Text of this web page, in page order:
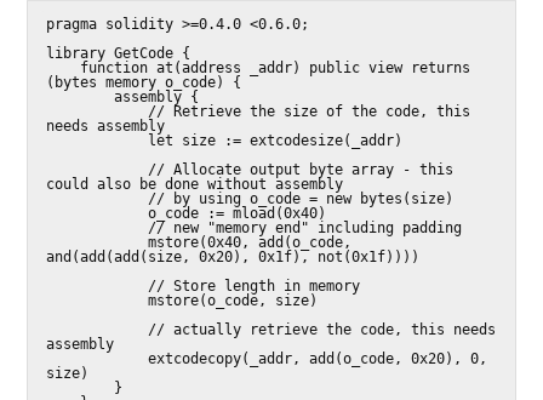
pragma solidity >=0.4.0 <0.6.0;
library GetCode {
(bytes memory o_code) {
        assembly {
needs assembly
could also be done without assembly
            o_code := mload(0x40)
            mstore(0x40, add(o_code,
and(add(add(size, 0x20), 0x1f), not(0x1f))))
            mstore(o_code, size)
assembly
            extcodecopy(_addr, add(o_code, 0x20), 0,
size)